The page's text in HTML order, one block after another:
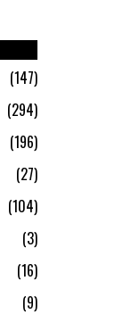
147
294
196
27
104
3
16
9